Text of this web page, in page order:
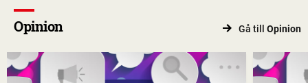
Opinion Gå till Opinion